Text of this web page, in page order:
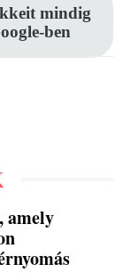
mindig
ben
amely